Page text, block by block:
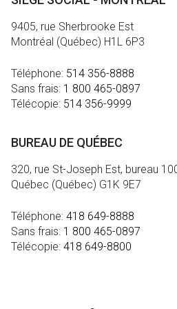
9405, rue Sherbrooke Est
Montréal (Québec) H1L 6P3
Téléphone: 514 356-8888
Sans frais: 1 800 465-0897
Télécopie: 514 356-9999
BUREAU DE QUÉBEC
320, rue St-Joseph Est, bureau
Québec (Québec) G1K 9E7
Téléphone: 418 649-8888
Sans frais: 1 800 465-0897
Télécopie: 418 649-8800